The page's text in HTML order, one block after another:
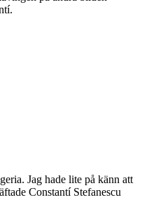
Jag hade lite på känn att
Constantí Stefanescu